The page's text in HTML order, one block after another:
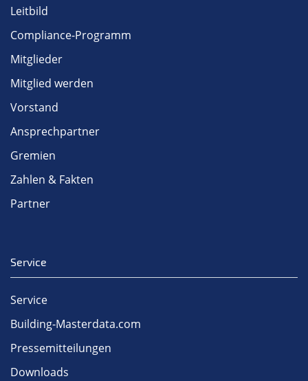
Leitbild
Compliance-Programm
Mitglieder
Mitglied werden
Vorstand
Ansprechpartner
Gremien
Zahlen & Fakten
Partner
Service
Service
Building-Masterdata.com
Pressemitteilungen
Downloads